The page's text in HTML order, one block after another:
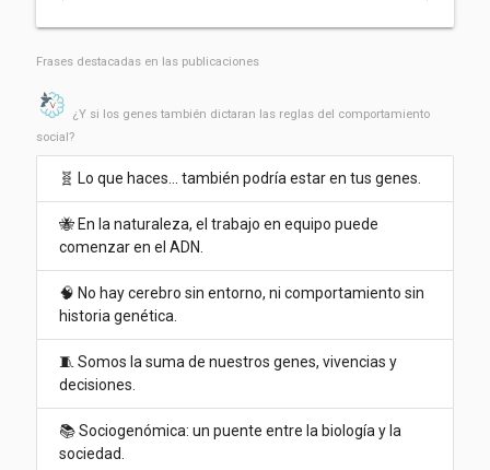
¿pueden intercambiar información a través de
Por:Diego Frau
Humedales del altiplano de Sudamérica:
Por: Diego Frau
Frases destacadas en las publicaciones
¿Y si los genes también dictaran las reglas del comportamiento
social?
🧬 Lo que haces… también podría estar en tus genes.
🐝 En la naturaleza, el trabajo en equipo puede
comenzar en el ADN.
🧠 No hay cerebro sin entorno, ni comportamiento sin
historia genética.
🧵 Somos la suma de nuestros genes, vivencias y
decisiones.
📚 Sociogenómica: un puente entre la biología y la
sociedad.